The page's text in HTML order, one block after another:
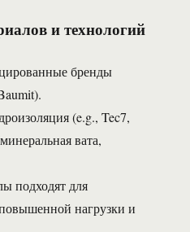
и технологий
бренды
(e.g., Tec7,
вата,
подходят для
нагрузки и